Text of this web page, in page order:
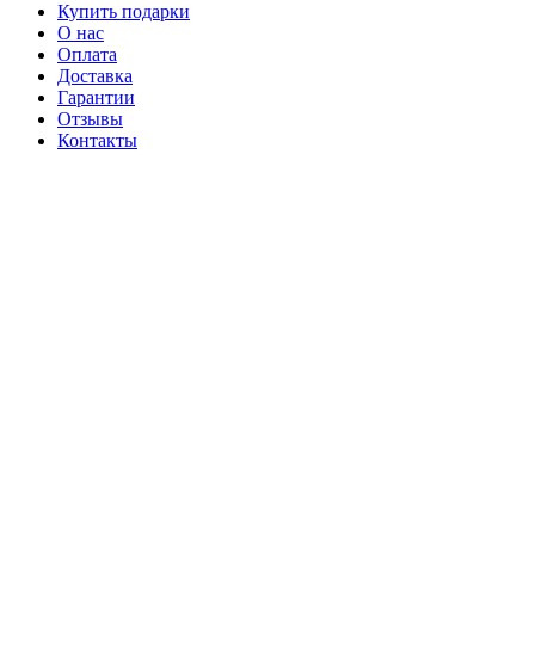
Купить подарки
О нас
Оплата
Доставка
Гарантии
Отзывы
Контакты